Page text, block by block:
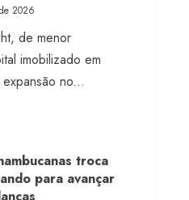
2026
de menor
imobilizado em
no...
troca
para avançar